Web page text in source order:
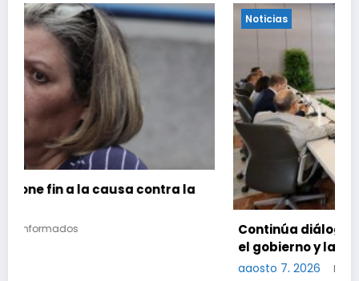
Noticias
Continúa diálogo político en Venezuela entre